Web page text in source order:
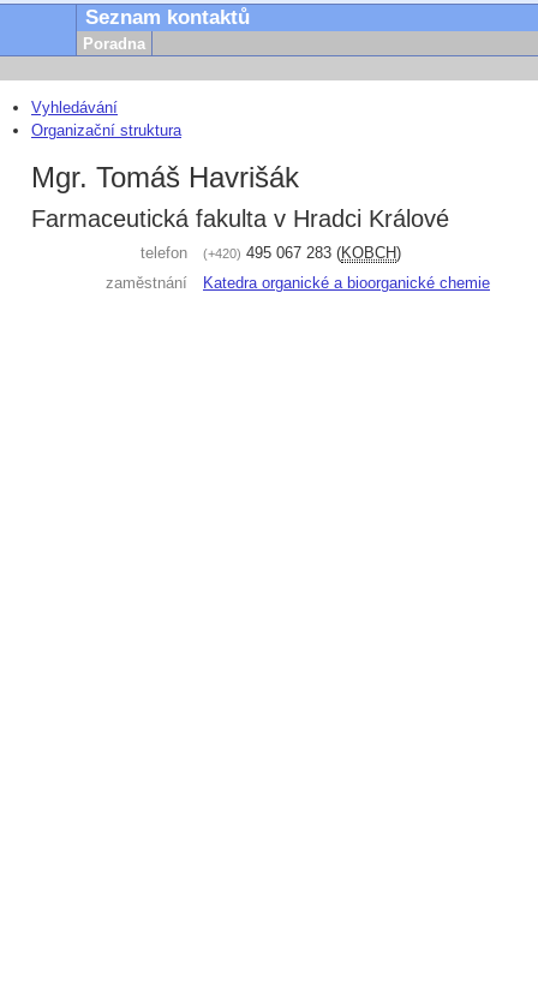
Seznam kontaktů
Poradna
Vyhledávání
Organizační struktura
Mgr. Tomáš Havrišák
Farmaceutická fakulta v Hradci Králové
telefon +420 495 067 283 (KOBCH)
zaměstnání
Katedra organické a bioorganické chemie